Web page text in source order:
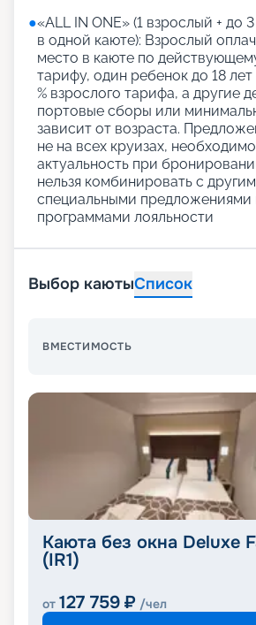
●«АLL IN ONE» (1 взрослый + до
в одной каюте): Взрослый
место в каюте по
тарифу, один ребенок до 18
% взрослого тарифа, а другие
портовые сборы или
зависит от возраста.
не на всех круизах,
актуальность при
нельзя комбинировать с
специальными предложениями
программами лояльности
Выбор каютыСписок
ВМЕСТИМОСТЬ
Каюта без окна Deluxe
(IR1)
от 127 759 ₽ /чел